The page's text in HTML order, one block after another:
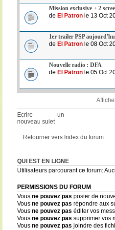
Mission exclusive + 2
de El Patronle 13 Oct
1er trailer PSP
de El Patronle 08 Oct
Nouvelle radio : DFA
de El Patronle 05 Oct
Ecrire un
nouveau sujet
Retourner vers Index du forum
QUI EST EN LIGNE
Utilisateurs parcourant ce forum:
PERMISSIONS DU FORUM
Vous ne pouvez pas poster de
Vous ne pouvez pas répondre aux
Vous ne pouvez pas éditer vos
Vous ne pouvez pas supprimer vos
Vous ne pouvez pas joindre des